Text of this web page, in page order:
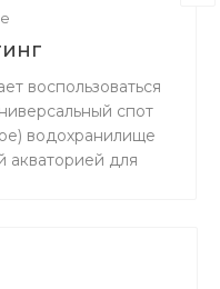
воспользоваться
спот
водохранилище
акваторией для
занимаемся на